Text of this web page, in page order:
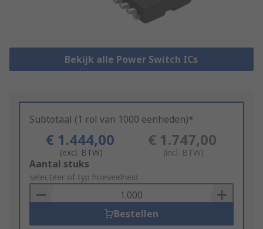
Bekijk alle Power Switch ICs
Subtotaal (1 rol van 1000 eenheden)*
€ 1.444,00
(excl. BTW)
€ 1.747,00
(incl. BTW)
Add
to
Basket
Aantal stuks
selecteer of typ hoeveelheid
Bestellen